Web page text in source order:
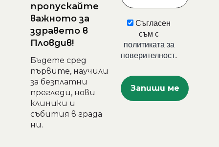
пропускайте
важното за
здравето в
Пловдив!
Бъдете сред
първите, научили
за безплатни
прегледи, нови
клиники и
събития в града
ни.
Съгласен
съм с
политиката за
поверителност.